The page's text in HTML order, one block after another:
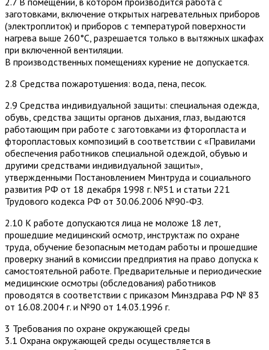
заготовками, включение открытых нагревательных приборов
(электроплиток) и приборов с температурой поверхности
нагрева выше 260°С, разрешается только в вытяжных шкафах
при включенной вентиляции.
В производственных помещениях курение не допускается.
2.8 Средства пожаротушения: вода, пена, песок.
2.9 Средства индивидуальной защиты: специальная одежда,
обувь, средства защиты органов дыхания, глаз, выдаются
работающим при работе с заготовками из фторопласта и
фторопластовых композиций в соответствии с «Правилами
обеспечения работников специальной одеждой, обувью и
другими средствами индивидуальной защиты»,
утвержденными Постановлением Минтруда и социального
развития РФ от 18 декабря 1998 г. №51 и статьи 221
Трудового кодекса РФ от 30.06.2006 №90-ФЗ.
2.10 К работе допускаются лица не моложе 18 лет,
прошедшие медицинский осмотр, инструктаж по охране
труда, обучение безопасным методам работы и прошедшие
проверку знаний в комиссии предприятия на право допуска к
самостоятельной работе. Предварительные и периодические
медицинские осмотры (обследования) работников
проводятся в соответствии с приказом Минздрава РФ № 83
от 16.08.2004 г. и №90 от 14.03.1996 г.
3 Требования по охране окружающей среды
3.1 Охрана окружающей среды осуществляется в